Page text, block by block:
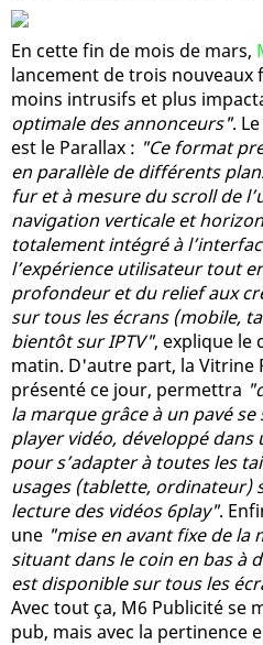
En cette fin de mois de mars,
lancement de trois
moins intrusifs et plus
optimale des annonceurs".
est le Parallax : "Ce format
en parallèle de différents
fur et à mesure du scroll de
navigation verticale et
totalement intégré à
l’expérience utilisateur tout
profondeur et du relief aux
sur tous les écrans (mobile,
bientôt sur IPTV", explique le
matin. D'autre part, la Vitrine
présenté ce jour, permettra
la marque grâce à un pavé
player vidéo, développé
pour s’adapter à toutes les
usages (tablette, ordinateur)
lecture des vidéos 6play".
une "mise en avant fixe de la
situant dans le coin en bas à
est disponible sur tous les
Avec tout ça, M6 Publicité se
pub, mais avec la pertinence